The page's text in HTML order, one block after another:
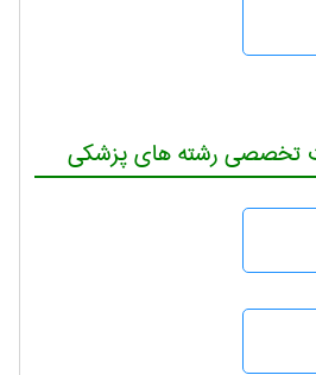
تخصصی رشته های پزشکی